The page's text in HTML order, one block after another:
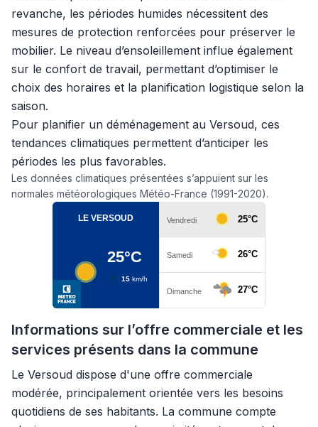
revanche, les périodes humides nécessitent des
mesures de protection renforcées pour préserver le
mobilier. Le niveau d’ensoleillement influe également
sur le confort de travail, permettant d’optimiser le
choix des horaires et la planification logistique selon la
saison.
Pour planifier un déménagement au Versoud, ces
tendances climatiques permettent d’anticiper les
périodes les plus favorables.
Les données climatiques présentées s’appuient sur les
normales météorologiques Météo-France (1991-2020).
Informations sur l’offre commerciale et les
services présents dans la commune
Le Versoud dispose d'une offre commerciale
modérée, principalement orientée vers les besoins
quotidiens de ses habitants. La commune compte